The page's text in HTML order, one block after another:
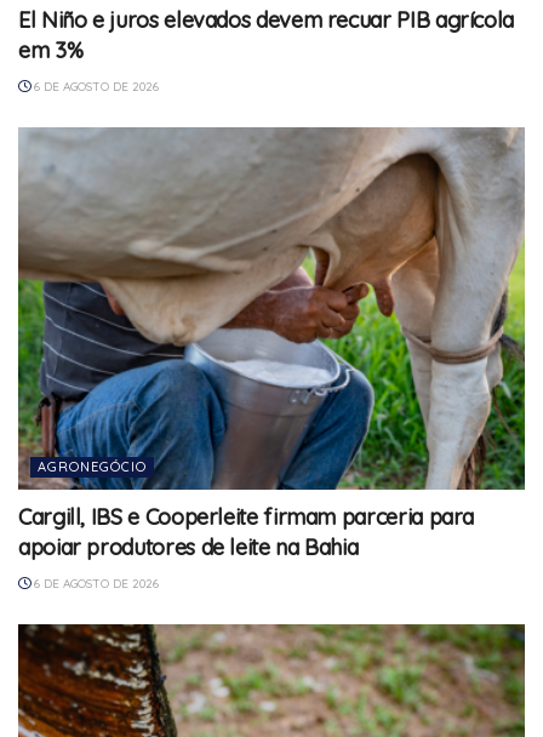
El Niño e juros elevados devem recuar PIB agrícola
em 3%
6 DE AGOSTO DE 2026
AGRONEGÓCIO
Cargill, IBS e Cooperleite firmam parceria para
apoiar produtores de leite na Bahia
6 DE AGOSTO DE 2026